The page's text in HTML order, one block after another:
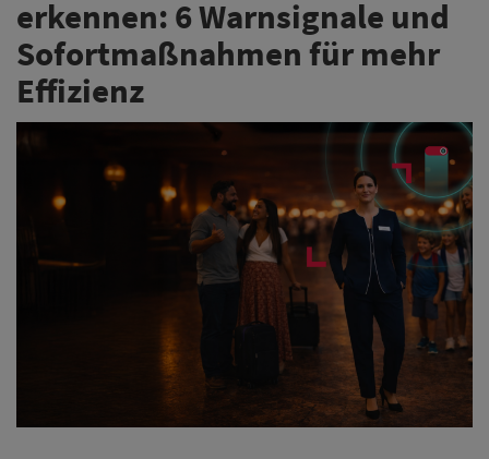
Fragmentierte IT-Systeme kosten Hotels in der DACH-
Region jährlich bis zu 51 Arbeitstage pro Mitarbeiter:in
und bis zu 21 Prozent ihrer Betriebskosten. Der Prozess
dorthin ist unbewusst und schleichend. Es gibt jedoch
sechs Warnsignale, die zeigen, ob ein Haus an
veralteten Lösungen festhält und: Quick Wins für einen
schlanken Veränderungsprozess.
Weiterlesen